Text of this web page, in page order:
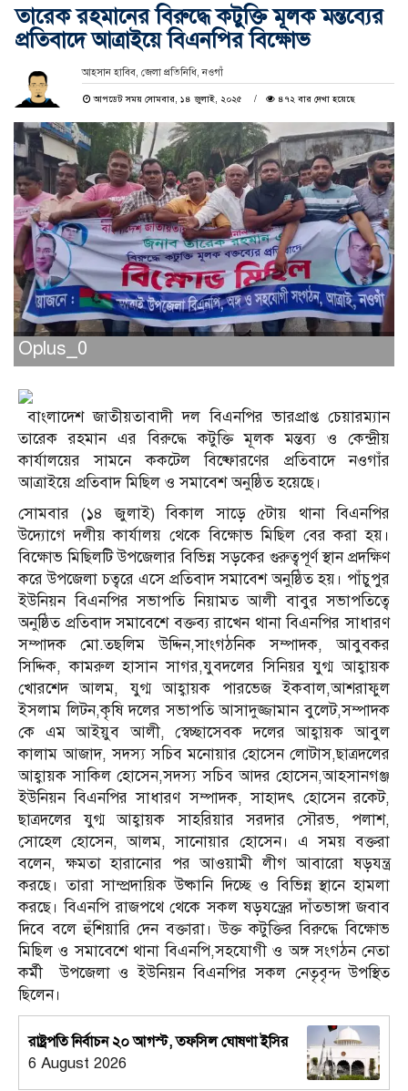
তারেক রহমানের বিরুদ্ধে কটুক্তি মূলক মন্তব্যের
প্রতিবাদে আত্রাইয়ে বিএনপির বিক্ষোভ
আহসান হাবিব, জেলা প্রতিনিধি, নওগাঁ
আপডেট সময় সোমবার, ১৪ জুলাই, ২০২৫ ৪৭২ বার দেখা হয়েছে
Oplus_0
বাংলাদেশ জাতীয়তাবাদী দল বিএনপির ভারপ্রাপ্ত চেয়ারম্যান
তারেক রহমান এর বিরুদ্ধে কটুক্তি মূলক মন্তব্য ও কেন্দ্রীয়
কার্যালয়ের সামনে ককটেল বিষ্ফোরণের প্রতিবাদে নওগাঁর
আত্রাইয়ে প্রতিবাদ মিছিল ও সমাবেশ অনুষ্ঠিত হয়েছে।
সোমবার (১৪ জুলাই) বিকাল সাড়ে ৫টায় থানা বিএনপির
উদ্যোগে দলীয় কার্যালয় থেকে বিক্ষোভ মিছিল বের করা হয়।
বিক্ষোভ মিছিলটি উপজেলার বিভিন্ন সড়কের গুরুত্বপূর্ণ স্থান প্রদক্ষিণ
করে উপজেলা চত্বরে এসে প্রতিবাদ সমাবেশ অনুষ্ঠিত হয়। পাঁচুপুর
ইউনিয়ন বিএনপির সভাপতি নিয়ামত আলী বাবুর সভাপতিত্বে
অনুষ্ঠিত প্রতিবাদ সমাবেশে বক্তব্য রাখেন থানা বিএনপির সাধারণ
সম্পাদক মো.তছলিম উদ্দিন,সাংগঠনিক সম্পাদক, আবুবকর
সিদ্দিক, কামরুল হাসান সাগর,যুবদলের সিনিয়র যুগ্ম আহ্বায়ক
খোরশেদ আলম, যুগ্ম আহ্বায়ক পারভেজ ইকবাল,আশরাফুল
ইসলাম লিটন,কৃষি দলের সভাপতি আসাদুজ্জামান বুলেট,সম্পাদক
কে এম আইয়ুব আলী, স্বেচ্ছাসেবক দলের আহ্বায়ক আবুল
কালাম আজাদ, সদস্য সচিব মনোয়ার হোসেন লোটাস,ছাত্রদলের
আহ্বায়ক সাকিল হোসেন,সদস্য সচিব আদর হোসেন,আহসানগঞ্জ
ইউনিয়ন বিএনপির সাধারণ সম্পাদক, সাহাদৎ হোসেন রকেট,
ছাত্রদলের যুগ্ম আহ্বায়ক সাহরিয়ার সরদার সৌরভ, পলাশ,
সোহেল হোসেন, আলম, সানোয়ার হোসেন। এ সময় বক্তরা
বলেন, ক্ষমতা হারানোর পর আওয়ামী লীগ আবারো ষড়যন্ত্র
করছে। তারা সাম্প্রদায়িক উষ্কানি দিচ্ছে ও বিভিন্ন স্থানে হামলা
করছে। বিএনপি রাজপথে থেকে সকল ষড়যন্ত্রের দাঁতভাঙ্গা জবাব
দিবে বলে হুঁশিয়ারি দেন বক্তারা। উক্ত কটুক্তির বিরুদ্ধে বিক্ষোভ
মিছিল ও সমাবেশে থানা বিএনপি,সহযোগী ও অঙ্গ সংগঠন নেতা
কর্মী উপজেলা ও ইউনিয়ন বিএনপির সকল নেতৃবৃন্দ উপস্থিত
ছিলেন।
রাষ্ট্রপতি নির্বাচন ২০ আগস্ট, তফসিল ঘোষণা ইসির
6 August 2026